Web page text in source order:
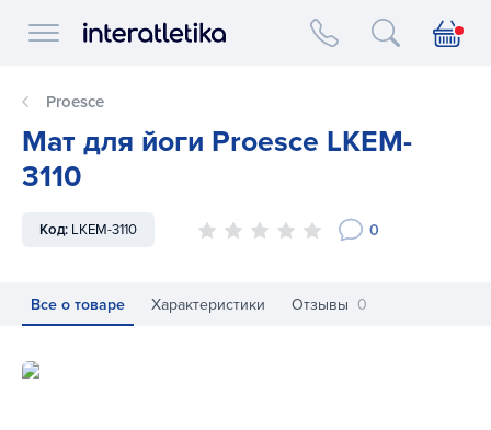
Interatletika logo
Proesce
Мат для йоги Proesce LKEM-
3110
Код: LKEM-3110 0
Все о товаре Характеристики Отзывы 0
Мат для йоги Proesce LKEM-3110